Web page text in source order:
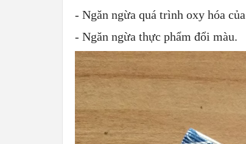
- Ngăn ngừa quá trình oxy hóa
- Ngăn ngừa thực phẩm đổi màu.